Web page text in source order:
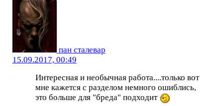
пан сталевар
15.09.2017, 00:49
Интересная и необычная работа....только вот
мне кажется с разделом немного ошиблись,
это больше для "бреда" подходит